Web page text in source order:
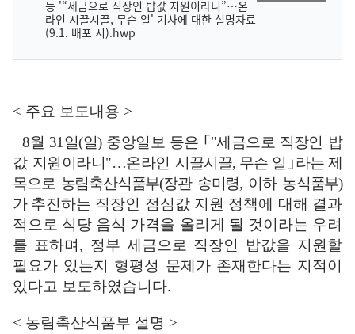
등 '“세금으로 직장인 밥값 지원이라니”…온
라인 시끌시끌, 무슨 일' 기사에 대한 설명자료
(9.1. 배포 시).hwp
< 주요 보도내용 >
8월 31 일(일) 중앙일보 등은 ｢ "세금으로 직장인 밥
값 지원이라니 "…온라인 시끌시끌, 무슨 일 ｣라는 제
목으로 농림축산식품부(장관 송미령, 이하 농식품부)
가 추진하는 직장인 점심값 지원 정책에 대해 결과
적으로 식당 음식 가격을 올리게 될 것이라는 우려
를 표하며 , 정부 세금으로 직장인 밥값을 지원할
필요가 있는지 형평성 문제가 존재한다는 지적이
있다고 보도하였습니다.
< 농림축산식품부 설명 >